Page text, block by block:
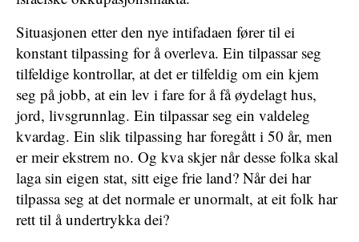
Situasjonen etter den nye intifadaen fører til ei
konstant tilpassing for å overleva. Ein tilpassar seg
tilfeldige kontrollar, at det er tilfeldig om ein kjem
seg på jobb, at ein lev i fare for å få øydelagt hus,
jord, livsgrunnlag. Ein tilpassar seg ein valdeleg
kvardag. Ein slik tilpassing har foregått i 50 år, men
er meir ekstrem no. Og kva skjer når desse folka skal
laga sin eigen stat, sitt eige frie land? Når dei har
tilpassa seg at det normale er unormalt, at eit folk har
rett til å undertrykka dei?